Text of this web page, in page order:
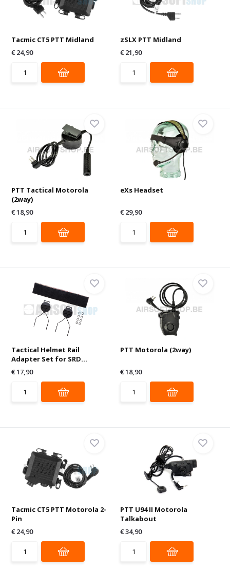
Tacmic CT5 PTT Midland
€ 24,90
zSLX PTT Midland
€ 21,90
PTT Tactical Motorola
(2way)
€ 18,90
eXs Headset
€ 29,90
Tactical Helmet Rail
Adapter Set for SRD...
€ 17,90
PTT Motorola (2way)
€ 18,90
Tacmic CT5 PTT Motorola 2-
Pin
€ 24,90
PTT U94 II Motorola
Talkabout
€ 34,90